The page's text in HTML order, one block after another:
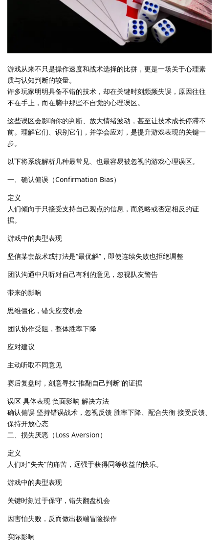
游戏从来不只是操作速度和战术选择的比拼，更是一场关于心理素
质与认知判断的较量。
许多玩家明明具备不错的技术，却在关键时刻频频失误，原因往往
不在手上，而在脑中那些不自觉的心理误区。
这些误区会影响你的判断、放大情绪波动，甚至让技术成长停滞不
前。理解它们、识别它们，并学会应对，是提升游戏表现的关键一
步。
以下将系统解析几种最常见、也最容易被忽视的游戏心理误区。
一、确认偏误（Confirmation Bias）
定义
人们倾向于只接受支持自己观点的信息，而忽略或否定相反的证
据。
游戏中的典型表现
坚信某套战术或打法是“最优解”，即使连续失败也拒绝调整
团队沟通中只听对自己有利的意见，忽视队友警告
带来的影响
思维僵化，错失应变机会
团队协作受阻，整体胜率下降
应对建议
主动听取不同意见
赛后复盘时，刻意寻找“推翻自己判断”的证据
误区 具体表现 负面影响 解决方法
确认偏误 坚持错误战术，忽视反馈 胜率下降、配合失衡 接受反馈、
保持开放心态
二、损失厌恶（Loss Aversion）
定义
人们对“失去”的痛苦，远强于获得同等收益的快乐。
游戏中的典型表现
关键时刻过于保守，错失翻盘机会
因害怕失败，反而做出极端冒险操作
实际影响